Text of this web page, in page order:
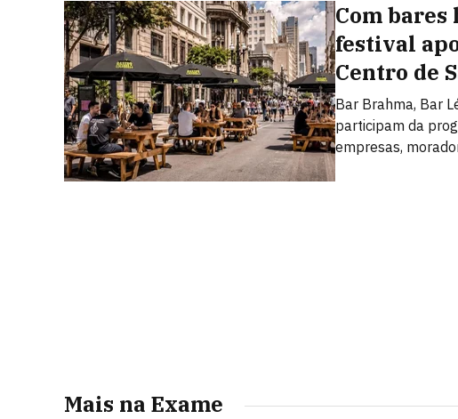
Com bares
festival
Centro de
Bar Brahma, Bar
participam da
empresas,
Mais na Exame